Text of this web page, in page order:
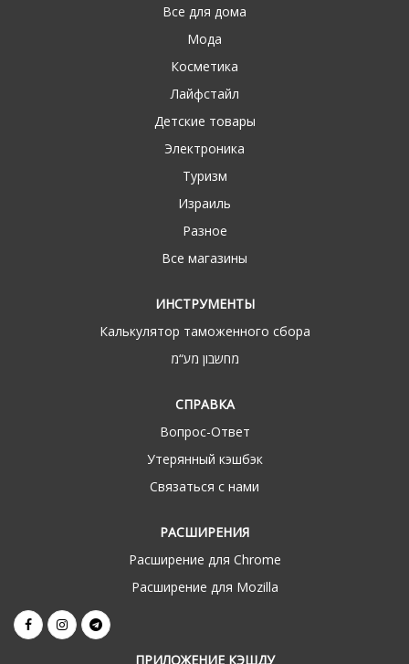
Все для дома
Мода
Косметика
Лайфстайл
Детские товары
Электроника
Туризм
Израиль
Разное
Все магазины
ИНСТРУМЕНТЫ
Калькулятор таможенного сбора
מחשבון מע“מ
СПРАВКА
Вопрос-Ответ
Утерянный кэшбэк
Связаться с нами
РАСШИРЕНИЯ
Расширение для Chrome
Расширение для Mozilla
ПРИЛОЖЕНИЕ КЭШДУ